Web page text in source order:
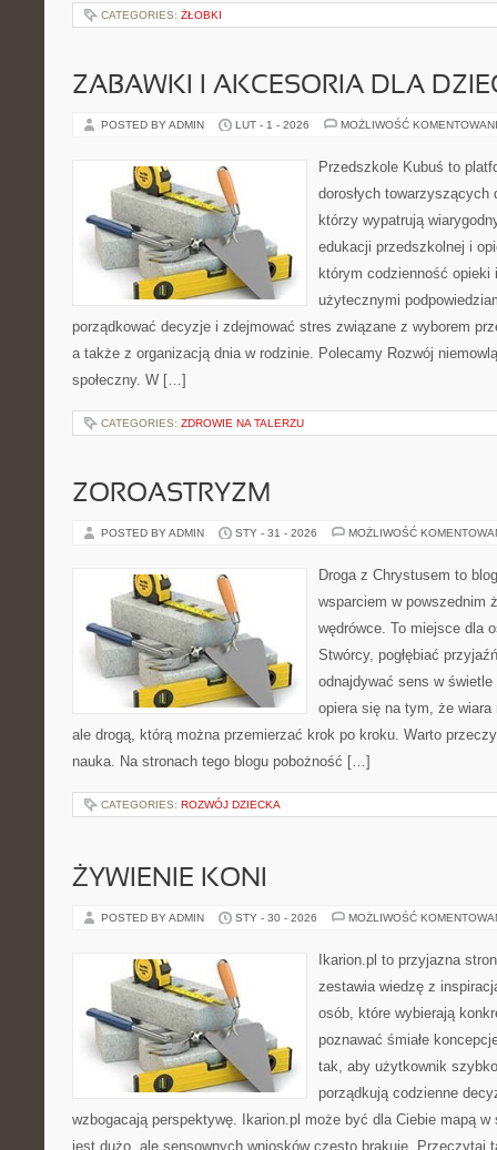
CATEGORIES: ŻŁOBKI
ZABAWKI I AKCESORIA DLA
POSTED BY ADMIN LUT - 1 - 2026 MOŻLIWOŚĆ
Przedszkole Kubuś to
dorosłych
którzy wypatrują
edukacji przedszkolnej i
którym codzienność
użytecznymi
porządkować decyzje i zdejmować stres związane z wyborem
a także z organizacją dnia w rodzinie. Polecamy Rozwój
społeczny. W […]
CATEGORIES: ZDROWIE NA TALERZU
ZOROASTRYZM
POSTED BY ADMIN STY - 31 - 2026 MOŻLIWOŚĆ
Droga z Chrystusem to
wsparciem w powszednim
wędrówce. To miejsce dla
Stwórcy, pogłębiać
odnajdywać sens w świetle
opiera się na tym, że
ale drogą, którą można przemierzać krok po kroku. Warto
nauka. Na stronach tego blogu pobożność […]
CATEGORIES: ROZWÓJ DZIECKA
ŻYWIENIE KONI
POSTED BY ADMIN STY - 30 - 2026 MOŻLIWOŚĆ
Ikarion.pl to przyjazna
zestawia wiedzę z
osób, które wybierają
poznawać śmiałe
tak, aby użytkownik
porządkują codzienne
wzbogacają perspektywę. Ikarion.pl może być dla Ciebie mapą
jest dużo, ale sensownych wniosków często brakuje. Przeczytaj